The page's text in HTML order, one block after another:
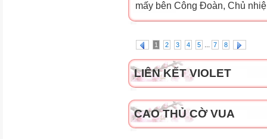
mấy bên Công Đoàn, Chủ
1 2 3 4 5 ... 7 8
LIÊN KẾT VIOLET
CAO THỦ CỜ VUA